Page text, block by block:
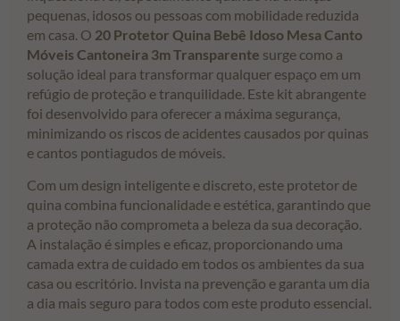
pequenas, idosos ou pessoas com mobilidade reduzida
em casa. O 20 Protetor Quina Bebê Idoso Mesa Canto
Móveis Cantoneira 3m Transparente surge como a
solução ideal para transformar qualquer espaço em um
refúgio de proteção e tranquilidade. Este kit abrangente
foi desenvolvido para oferecer a máxima segurança,
minimizando os riscos de acidentes causados por quinas
e cantos pontiagudos de móveis.
Com um design inteligente e discreto, este protetor de
quina combina funcionalidade e estética, garantindo que
a proteção não comprometa a beleza da sua decoração.
A instalação é simples e eficaz, proporcionando uma
camada extra de cuidado em todos os ambientes da sua
casa ou escritório. Invista na prevenção e garanta um dia
a dia mais seguro para todos com este produto essencial.